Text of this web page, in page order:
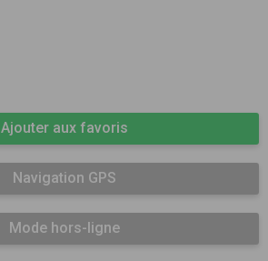
Ajouter aux favoris
Navigation GPS
Mode hors-ligne